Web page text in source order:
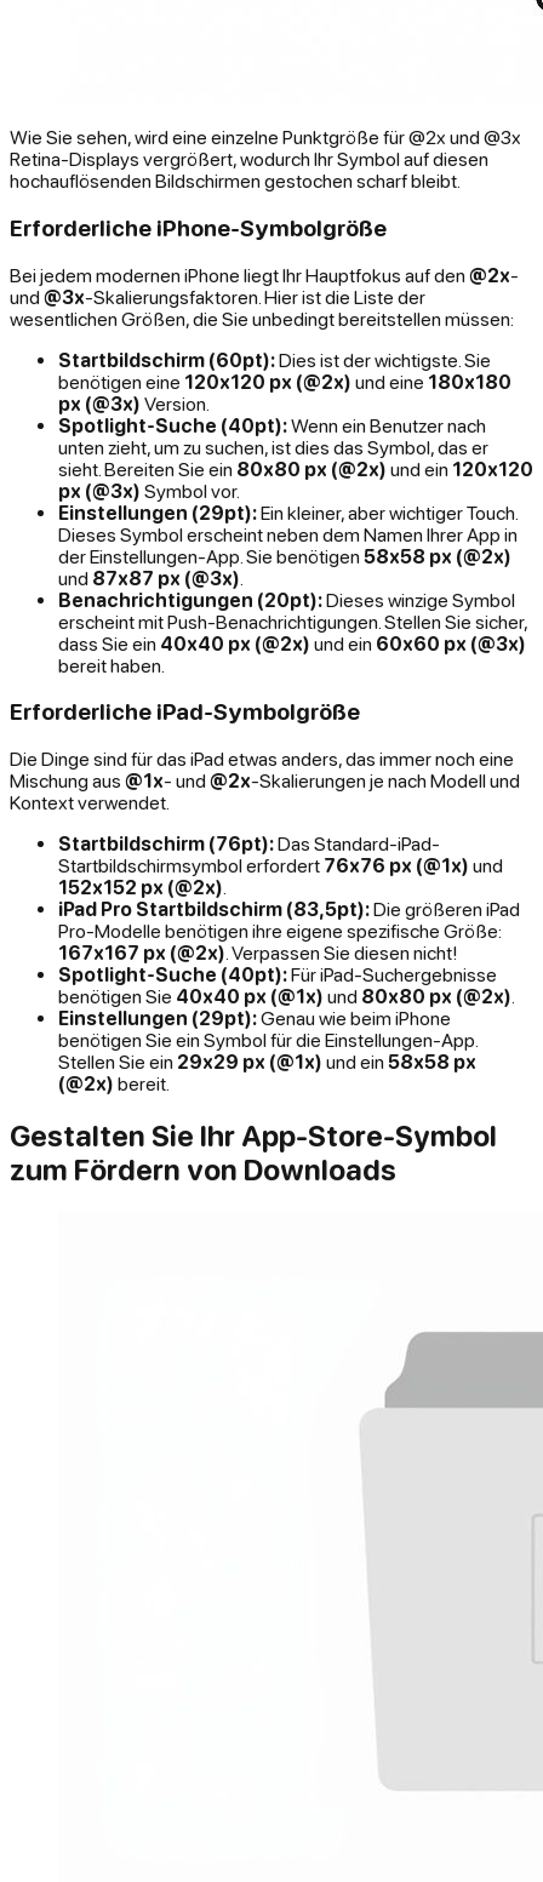
Wie Sie sehen, wird eine einzelne Punktgröße für @2x und @3x
Retina-Displays vergrößert, wodurch Ihr Symbol auf diesen
hochauflösenden Bildschirmen gestochen scharf bleibt.
Erforderliche iPhone-Symbolgröße
Bei jedem modernen iPhone liegt Ihr Hauptfokus auf den @2x-
und @3x-Skalierungsfaktoren. Hier ist die Liste der
wesentlichen Größen, die Sie unbedingt bereitstellen müssen:
Startbildschirm (60pt):Dies ist der wichtigste. Sie
benötigen eine 120x120 px (@2x) und eine 180x180
px (@3x) Version.
Spotlight-Suche (40pt):Wenn ein Benutzer nach
unten zieht, um zu suchen, ist dies das Symbol, das er
sieht. Bereiten Sie ein 80x80 px (@2x) und ein 120x120
px (@3x) Symbol vor.
Einstellungen (29pt):Ein kleiner, aber wichtiger Touch.
Dieses Symbol erscheint neben dem Namen Ihrer App in
der Einstellungen-App. Sie benötigen 58x58 px (@2x)
und 87x87 px (@3x)
Benachrichtigungen (20pt):Dieses winzige Symbol
erscheint mit Push-Benachrichtigungen. Stellen Sie sicher,
dass Sie ein 40x40 px (@2x) und ein 60x60 px (@3x)
bereit haben.
Erforderliche iPad-Symbolgröße
Die Dinge sind für das iPad etwas anders, das immer noch eine
Mischung aus @1x- und @2x-Skalierungen je nach Modell und
Kontext verwendet.
Startbildschirm (76pt):Das Standard-iPad-
Startbildschirmsymbol erfordert 76x76 px (@1x) und
152x152 px (@2x)
iPad Pro Startbildschirm (83,5pt):Die größeren iPad
Pro-Modelle benötigen ihre eigene spezifische Größe:
167x167 px (@2x) . Verpassen Sie diesen nicht!
Spotlight-Suche (40pt):Für iPad-Suchergebnisse
benötigen Sie 40x40 px (@1x) und 80x80 px (@2x)
Einstellungen (29pt):Genau wie beim iPhone
benötigen Sie ein Symbol für die Einstellungen-App.
Stellen Sie ein 29x29 px (@1x) und ein 58x58 px
(@2x) bereit.
Gestalten Sie Ihr App-Store-Symbol
zum Fördern von Downloads